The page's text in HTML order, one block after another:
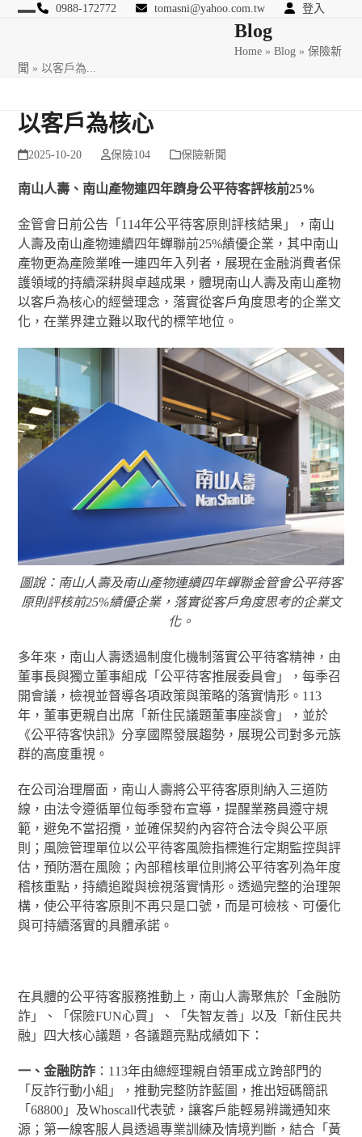
Skip
0988-172772 tomasni@yahoo.com.tw 登入
匯豐國際風險管理顧問Blog
Home »Blog »保險新
聞 »以客戶為...
以客戶為核心
2025-10-20 保險104 保險新聞
南山人壽、南山產物連四年躋身公平待客評核前25%
金管會日前公告「114年公平待客原則評核結果」，南山
人壽及南山產物連續四年蟬聯前25%績優企業，其中南山
產物更為產險業唯一連四年入列者，展現在金融消費者保
護領域的持續深耕與卓越成果，體現南山人壽及南山產物
以客戶為核心的經營理念，落實從客戶角度思考的企業文
化，在業界建立難以取代的標竿地位。
圖說：南山人壽及南山產物連續四年蟬聯金管會公平待客
原則評核前25%績優企業，落實從客戶角度思考的企業文
化。
多年來，南山人壽透過制度化機制落實公平待客精神，由
董事長與獨立董事組成「公平待客推展委員會」，每季召
開會議，檢視並督導各項政策與策略的落實情形。113
年，董事更親自出席「新住民議題董事座談會」，並於
《公平待客快訊》分享國際發展趨勢，展現公司對多元族
群的高度重視。
在公司治理層面，南山人壽將公平待客原則納入三道防
線，由法令遵循單位每季發布宣導，提醒業務員遵守規
範，避免不當招攬，並確保契約內容符合法令與公平原
則；風險管理單位以公平待客風險指標進行定期監控與評
估，預防潛在風險；內部稽核單位則將公平待客列為年度
稽核重點，持續追蹤與檢視落實情形。透過完整的治理架
構，使公平待客原則不再只是口號，而是可檢核、可優化
與可持續落實的具體承諾。
在具體的公平待客服務推動上，南山人壽聚焦於「金融防
詐」、「保險FUN心買」、「失智友善」以及「新住民共
融」四大核心議題，各議題亮點成績如下：
一、金融防詐 ：113年由總經理親自領軍成立跨部門的
「反詐行動小組」，推動完整防詐藍圖，推出短碼簡訊
「68800」及Whoscall代表號，讓客戶能輕易辨識通知來
源；第一線客服人員透過專業訓練及情境判斷，結合「黃